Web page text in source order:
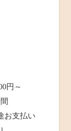
円～
お支払い